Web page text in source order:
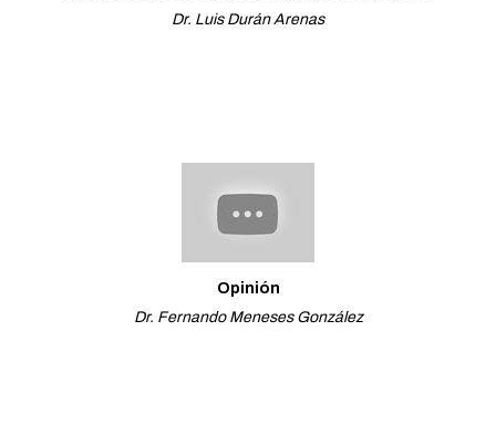
Dr. Luis Durán Arenas
Opinión
Dr. Fernando Meneses González